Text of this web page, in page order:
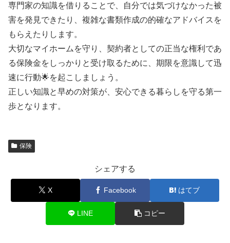
専門家の知識を借りることで、自分では気づけなかった被
害を発見できたり、複雑な書類作成の的確なアドバイスを
もらえたりします。
大切なマイホームを守り、契約者としての正当な権利であ
る保険金をしっかりと受け取るために、期限を意識して迅
速に行動🌟を起こしましょう。
正しい知識と早めの対策が、安心できる暮らしを守る第一
歩となります。
保険
シェアする
X Facebook はてブ
LINE コピー